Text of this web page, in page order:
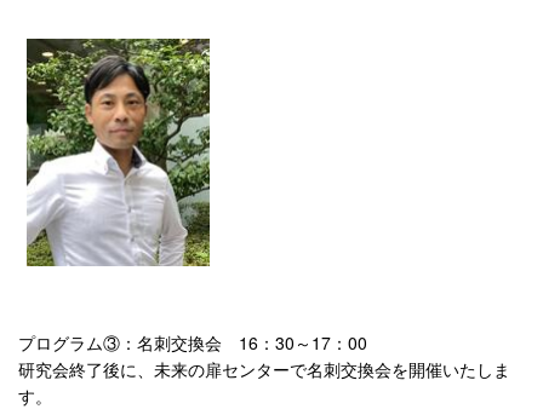
プログラム③：名刺交換会 16：30～17：00
研究会終了後に、未来の扉センターで名刺交換会を開催いたしま
す。